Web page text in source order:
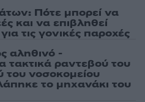
Πότε μπορεί να
και να επιβληθεί
τις γονικές παροχές
αληθινό -
τακτικά ραντεβού του
του νοσοκομείου
το μηχανάκι του